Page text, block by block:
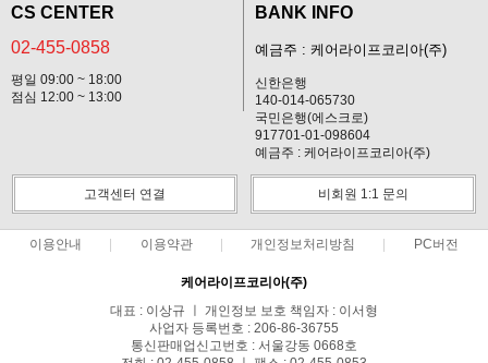
CS CENTER
02-455-0858
평일 09:00 ~ 18:00
점심 12:00 ~ 13:00
BANK INFO
예금주 : 케어라이프코리아(주)
신한은행
140-014-065730
국민은행(에스크로)
917701-01-098604
예금주 : 케어라이프코리아(주)
고객센터 연결 비회원 1:1 문의
이용안내 이용약관 개인정보처리방침 PC버전
케어라이프코리아(주)
대표 : 이상규 ㅣ 개인정보 보호 책임자 : 이서형
사업자 등록번호 : 206-86-36755
통신판매업신고번호 : 서울강동 0668호